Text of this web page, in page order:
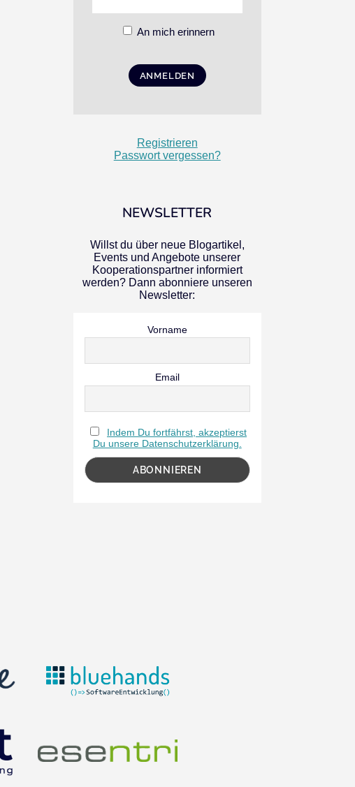
An mich erinnern
Registrieren
Passwort vergessen?
NEWSLETTER
Willst du über neue Blogartikel,
Events und Angebote unserer
Kooperationspartner informiert
werden? Dann abonniere unseren
Newsletter:
Vorname
Email
Indem Du fortfährst, akzeptierst
Du unsere Datenschutzerklärung.